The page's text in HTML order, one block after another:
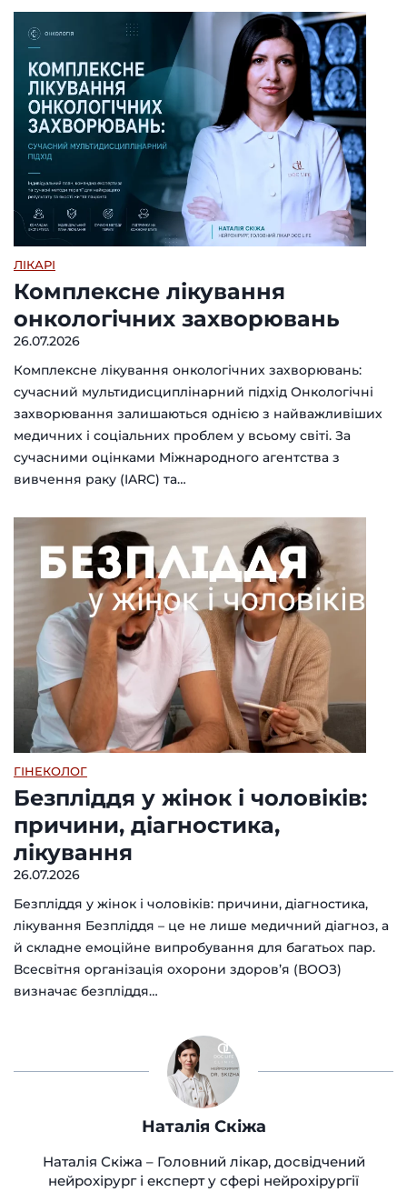
ЛІКАРІ
Комплексне лікування
онкологічних захворювань
26.07.2026
Комплексне лікування онкологічних захворювань:
сучасний мультидисциплінарний підхід Онкологічні
захворювання залишаються однією з найважливіших
медичних і соціальних проблем у всьому світі. За
сучасними оцінками Міжнародного агентства з
вивчення раку (IARC) та…
ГІНЕКОЛОГ
Безпліддя у жінок і чоловіків:
причини, діагностика,
лікування
26.07.2026
Безпліддя у жінок і чоловіків: причини, діагностика,
лікування Безпліддя – це не лише медичний діагноз, а
й складне емоційне випробування для багатьох пар.
Всесвітня організація охорони здоров’я (ВООЗ)
визначає безпліддя…
Наталія Скіжа
Наталія Скіжа – Головний лікар, досвідчений
нейрохірург і експерт у сфері нейрохірургії